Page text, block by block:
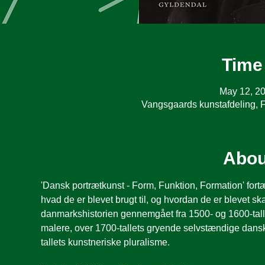
May 12,
Vangsgaards kunstafdeling,
'Dansk portrætkunst - Form, Funktion, Formation'
hvad de er blevet brugt til, og hvordan de er blevet
danmarkshistorien gennemgået fra 1500- og 1600-
malere, over 1700-tallets gryende selvstændige
tallets kunstneriske pluralisme.